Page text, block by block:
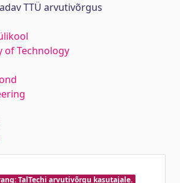
TTÜ arvutivõrgus
of Technology
TalTechi arvutivõrgu kasutajale.